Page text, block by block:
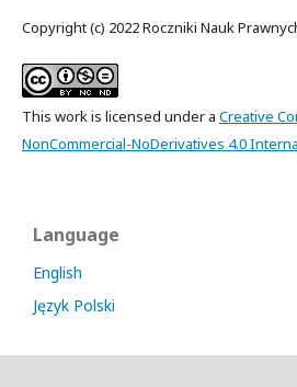
Copyright (c) 2022 Roczniki Nauk
This work is licensed under a Creative
NonCommercial-NoDerivatives 4.0
Language
English
Język Polski